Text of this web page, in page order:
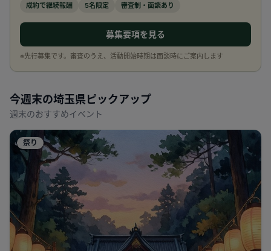
成約で継続報酬 5名限定 審査制・面談あり
募集要項を見る
※先行募集です。審査のうえ、活動開始時期は面談時にご案内します
今週末の埼玉県 ピックアップ
週末のおすすめイベント
祭り